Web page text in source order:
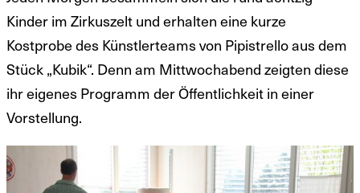
Kinder im Zirkuszelt und erhalten eine kurze
Kostprobe des Künstlerteams von Pipistrello aus dem
Stück „Kubik“. Denn am Mittwochabend zeigten diese
ihr eigenes Programm der Öffentlichkeit in einer
Vorstellung.